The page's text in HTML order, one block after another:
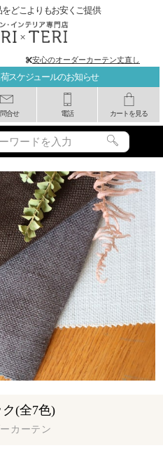
スケジュールのお知らせ
合せ 電話 カートを見る
どこよりもお安くご提供
安心のオーダーカーテン丈直し
カーテン
ク(全7色)